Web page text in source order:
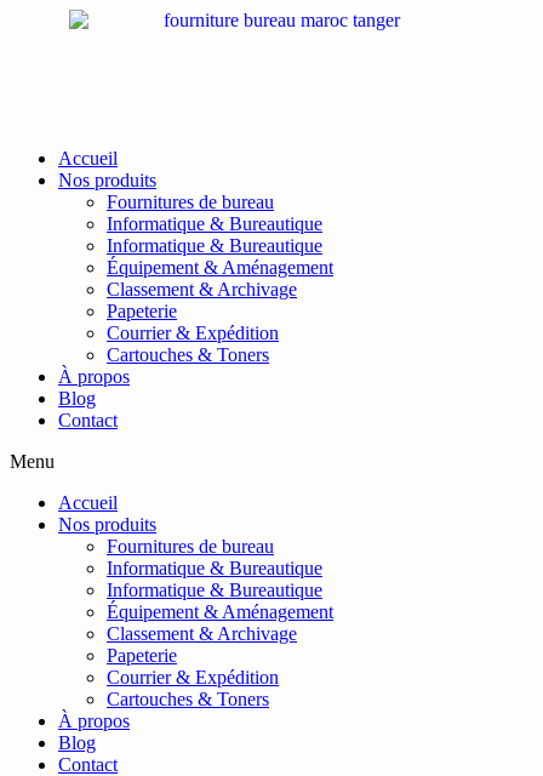
Accueil
Nos produits
Fournitures de bureau
Informatique & Bureautique
Informatique & Bureautique
Équipement & Aménagement
Classement & Archivage
Papeterie
Courrier & Expédition
Cartouches & Toners
À propos
Blog
Contact
Menu
Accueil
Nos produits
Fournitures de bureau
Informatique & Bureautique
Informatique & Bureautique
Équipement & Aménagement
Classement & Archivage
Papeterie
Courrier & Expédition
Cartouches & Toners
À propos
Blog
Contact